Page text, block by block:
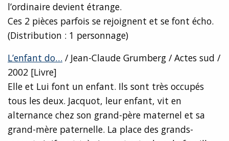
l’ordinaire devient étrange.
Ces 2 pièces parfois se rejoignent et se font écho.
(Distribution : 1 personnage)
L’enfant do… / Jean-Claude Grumberg / Actes sud /
2002 [Livre]
Elle et Lui font un enfant. Ils sont très occupés
tous les deux. Jacquot, leur enfant, vit en
alternance chez son grand-père maternel et sa
grand-mère paternelle. La place des grands-